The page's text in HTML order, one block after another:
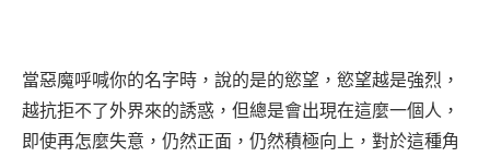
當惡魔呼喊你的名字時，說的是的慾望，慾望越是強烈，
越抗拒不了外界來的誘惑，但總是會出現在這麼一個人，
即使再怎麼失意，仍然正面，仍然積極向上，對於這種角